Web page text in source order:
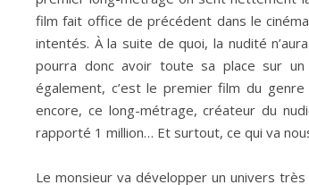
film fait office de précédent dans le
intentés. À la suite de quoi, la nudité
pourra donc avoir toute sa place sur un
également, c’est le premier film du
encore, ce long-métrage, créateur du
rapporté 1 million… Et surtout, ce qui va
Le monsieur va développer un univers